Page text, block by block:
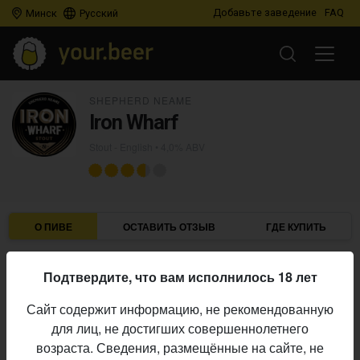
Минск Русский Добавьте заведение FAQ
Iron Wharf
О ПИВЕ ОСТАВИТЬ ОТЗЫВ ГДЕ КУПИТЬ
Пивоварня:
Алкоголь:
4,0%
Начало
выпуска:
14.04.2025
Подтвердите, что вам исполнилось 18 лет
Сайт содержит информацию, не рекомендованную
для лиц, не достигших совершеннолетнего
возраста. Сведения, размещённые на сайте, не